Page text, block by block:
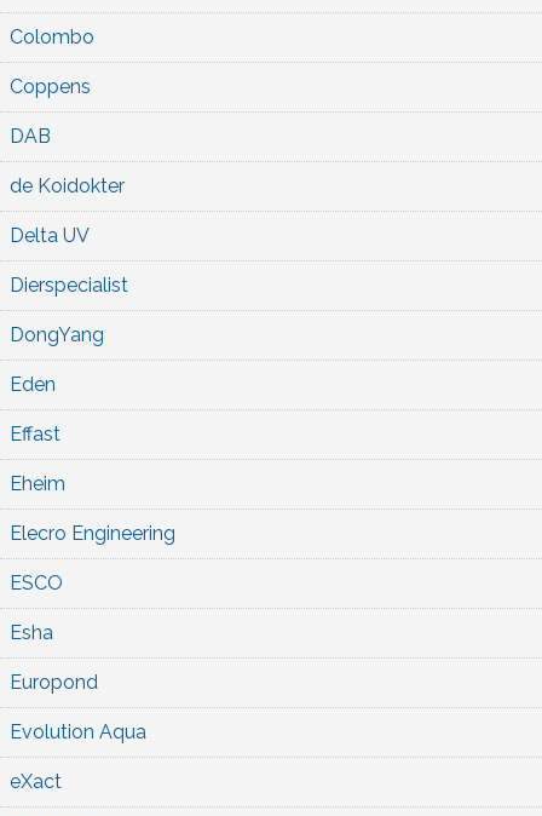
Colombo
Coppens
DAB
de Koidokter
Delta UV
Dierspecialist
DongYang
Eden
Effast
Eheim
Elecro Engineering
ESCO
Esha
Europond
Evolution Aqua
eXact